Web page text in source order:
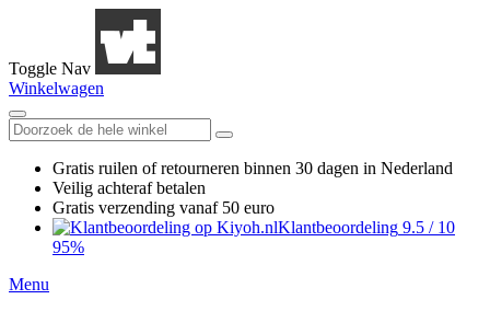
Toggle Nav
Winkelwagen
Gratis ruilen of retourneren binnen 30 dagen in Nederland
Veilig achteraf betalen
Gratis verzending vanaf 50 euro
Klantbeoordeling 9.5 / 10
95%
Menu